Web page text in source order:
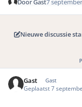
DoorGast7
Nieuwe discussie
Gast Gast
Geplaatst7